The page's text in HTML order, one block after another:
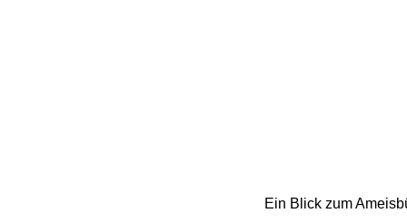
Ein Blick zum